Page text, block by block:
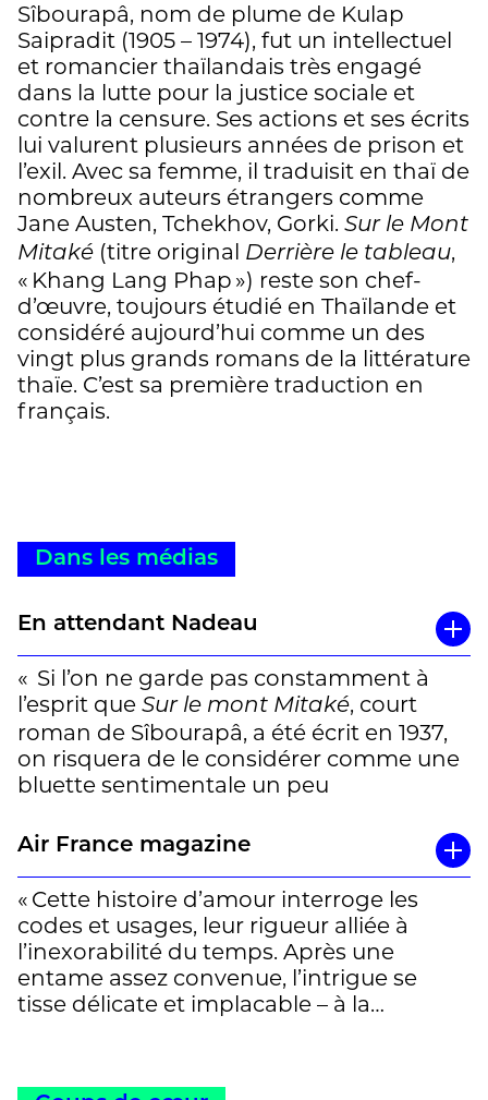
Sîbourapâ, nom de plume de Kulap
Saipradit (1905 – 1974), fut un intellectuel
et romancier thaïlandais très engagé
dans la lutte pour la justice sociale et
contre la censure. Ses actions et ses écrits
lui valurent plusieurs années de prison et
l’exil. Avec sa femme, il traduisit en thaï de
nombreux auteurs étrangers comme
Jane Austen, Tchekhov, Gorki. Sur le Mont
Mitaké (titre original Derrière le tableau,
« Khang Lang Phap ») reste son chef-
d’œuvre, toujours étudié en Thaïlande et
considéré aujourd’hui comme un des
vingt plus grands romans de la littérature
thaïe. C’est sa première traduction en
français.
Dans les médias
En attendant Nadeau
« Si l’on ne garde pas constamment à
l’esprit que Sur le mont Mitaké, court
roman de Sîbourapâ, a été écrit en 1937,
on risquera de le considérer comme une
bluette sentimentale un peu
sans verdeur (le sexe y est plus décent
Mais ce serait passer à côté du charme
subtil et de la violence réelle d’une
histoire sombrement féministe qui fait
penser à certains des films les plus
originaux de Mizoguchi, par exemple
Air France magazine
« Cette histoire d’amour interroge les
codes et usages, leur rigueur alliée à
l’inexorabilité du temps. Après une
entame assez convenue, l’intrigue se
tisse délicate et implacable – à la
Kîrati offre à Nopporn une aquarelle,